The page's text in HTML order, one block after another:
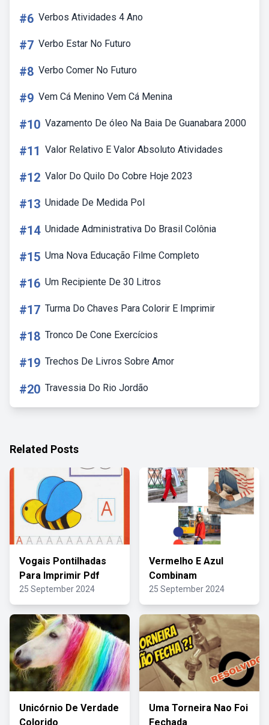
#6 Verbos Atividades 4 Ano
#7 Verbo Estar No Futuro
#8 Verbo Comer No Futuro
#9 Vem Cá Menino Vem Cá Menina
#10 Vazamento De óleo Na Baia De Guanabara 2000
#11 Valor Relativo E Valor Absoluto Atividades
#12 Valor Do Quilo Do Cobre Hoje 2023
#13 Unidade De Medida Pol
#14 Unidade Administrativa Do Brasil Colônia
#15 Uma Nova Educação Filme Completo
#16 Um Recipiente De 30 Litros
#17 Turma Do Chaves Para Colorir E Imprimir
#18 Tronco De Cone Exercícios
#19 Trechos De Livros Sobre Amor
#20 Travessia Do Rio Jordão
Related Posts
Vogais Pontilhadas
Para Imprimir Pdf
25 September 2024
Vermelho E Azul
Combinam
25 September 2024
Unicórnio De Verdade
Colorido
Uma Torneira Nao Foi
Fechada